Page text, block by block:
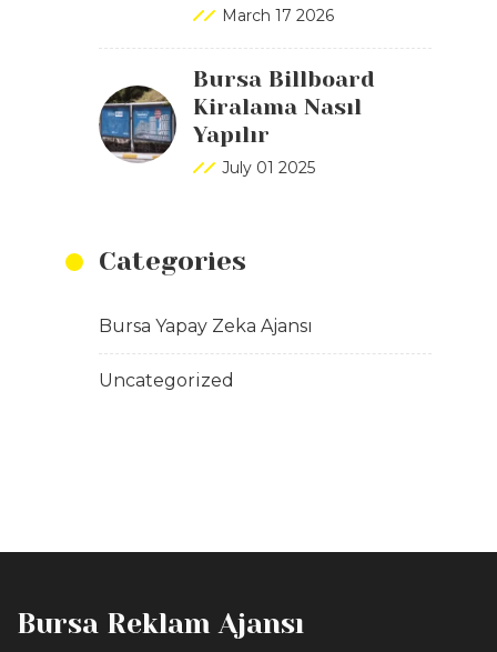
March 17 2026
Bursa Billboard
Kiralama Nasıl
Yapılır
July 01 2025
Categories
Bursa Yapay Zeka Ajansı
Uncategorized
Bursa Reklam Ajansı